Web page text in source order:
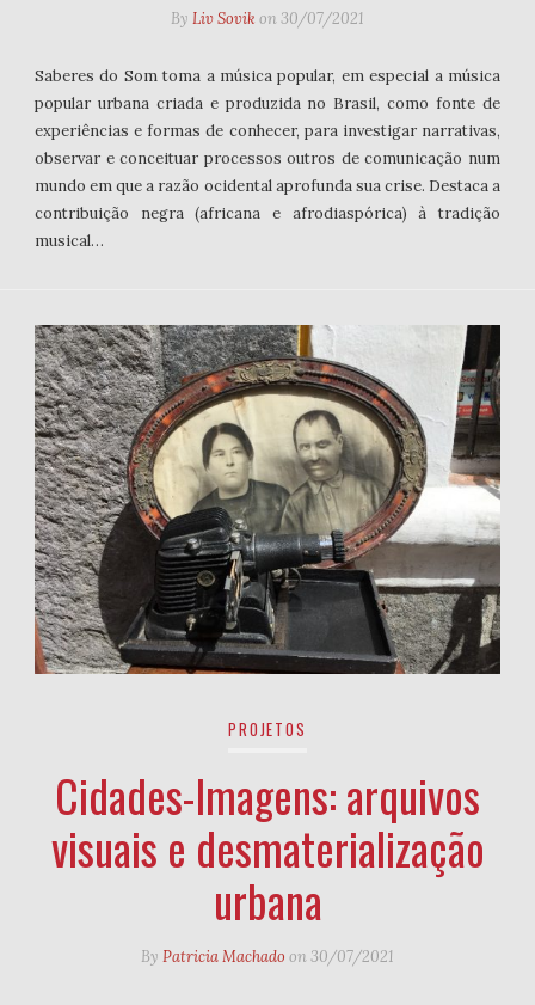
By Liv Sovik on30/07/2021
Saberes do Som toma a música popular, em especial a música
popular urbana criada e produzida no Brasil, como fonte de
experiências e formas de conhecer, para investigar narrativas,
observar e conceituar processos outros de comunicação num
mundo em que a razão ocidental aprofunda sua crise. Destaca a
contribuição negra (africana e afrodiaspórica) à tradição
musical…
PROJETOS
Cidades-Imagens: arquivos
visuais e desmaterialização
urbana
By Patricia Machado on30/07/2021